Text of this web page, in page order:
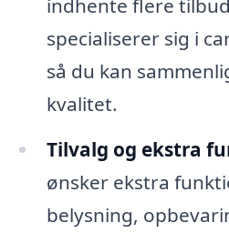
indhente flere
specialiserer sig i
så du kan
kvalitet.
Tilvalg og ekstra
ønsker ekstra
belysning,